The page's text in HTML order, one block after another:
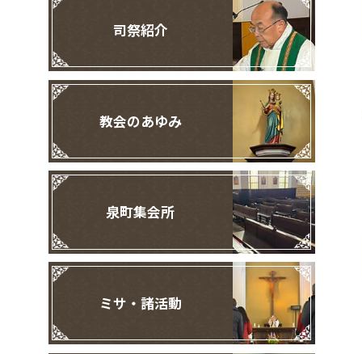
司祭紹介
教会のあゆみ
泉町集会所
ミサ・諸活動